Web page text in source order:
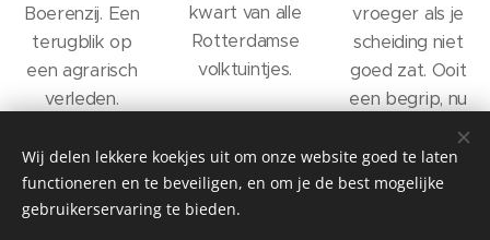
Boerenzij. Een
terugblik op
een agrarisch
verleden.
kwart van alle
Rotterdamse
volktuintjes.
vroeger als je
scheiding niet
goed zat. Ooit
een begrip, nu
een verborgen
parel in de stad.
Wij delen lekkere koekjes uit om onze website goed te laten
functioneren en te beveiligen, en om je de best mogelijke
gebruikerservaring te bieden.